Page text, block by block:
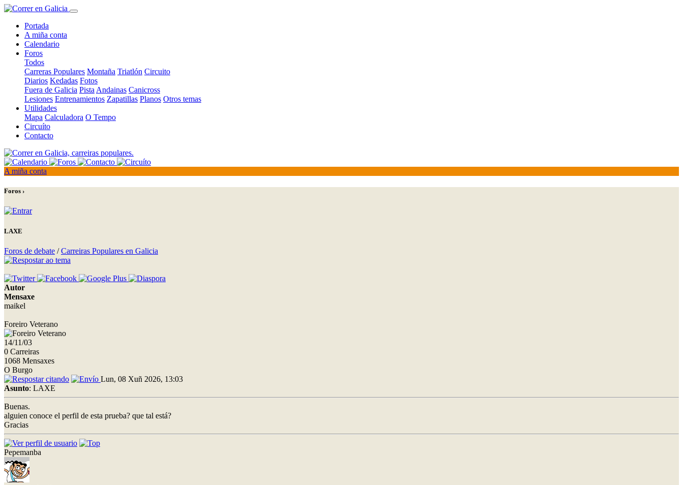
Portada
A miña conta
Calendario
Foros
Todos
Carreras Populares Montaña Triatlón Circuito
Diarios Kedadas Fotos
Fuera de Galicia Pista Andainas Canicross
Lesiones Entrenamientos Zapatillas Planos Otros temas
Utilidades
Mapa Calculadora O Tempo
Circuíto
Contacto
A miña conta
Foros ›
LAXE
Foros de debate /Carreiras Populares en Galicia
Autor
Mensaxe
maikel
Foreiro Veterano
14/11/03
0 Carreiras
1068 Mensaxes
O Burgo
Lun, 08 Xuñ 2026, 13:03
Asunto: LAXE
Buenas.
alguien conoce el perfil de esta prueba? que tal está?
Gracias
Pepemanba